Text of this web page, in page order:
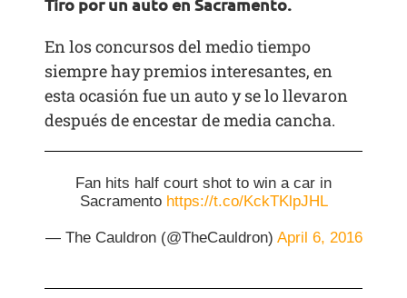
Tiro por un auto en Sacramento.
En los concursos del medio tiempo
siempre hay premios interesantes, en
esta ocasión fue un auto y se lo llevaron
después de encestar de media cancha.
Fan hits half court shot to win a car in
Sacramento https://t.co/KckTKlpJHL
— The Cauldron (@TheCauldron) April 6, 2016